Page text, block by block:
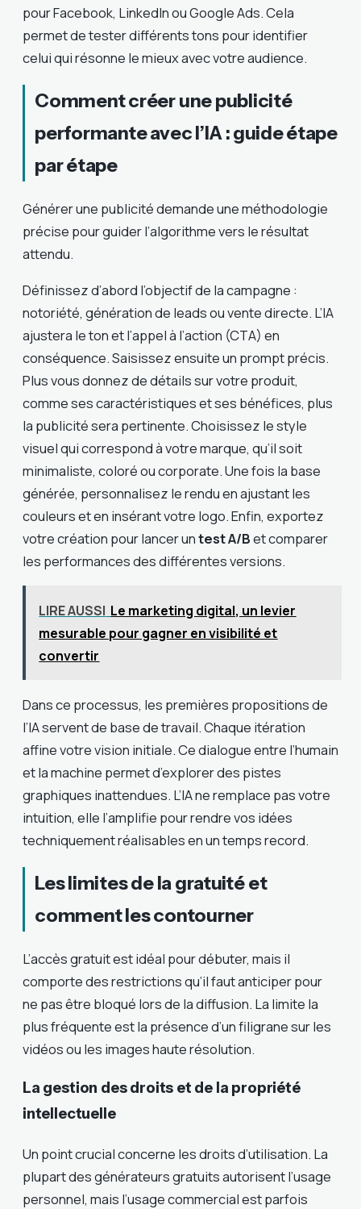
pour Facebook, LinkedIn ou Google Ads. Cela
permet de tester différents tons pour identifier
celui qui résonne le mieux avec votre audience.
Comment créer une publicité
performante avec l’IA : guide étape
par étape
Générer une publicité demande une méthodologie
précise pour guider l’algorithme vers le résultat
attendu.
Définissez d’abord l’objectif de la campagne :
notoriété, génération de leads ou vente directe. L’IA
ajustera le ton et l’appel à l’action (CTA) en
conséquence. Saisissez ensuite un prompt précis.
Plus vous donnez de détails sur votre produit,
comme ses caractéristiques et ses bénéfices, plus
la publicité sera pertinente. Choisissez le style
visuel qui correspond à votre marque, qu’il soit
minimaliste, coloré ou corporate. Une fois la base
générée, personnalisez le rendu en ajustant les
couleurs et en insérant votre logo. Enfin, exportez
votre création pour lancer untest A/Bet comparer
les performances des différentes versions.
LIRE AUSSI Le marketing digital, un levier
mesurable pour gagner en visibilité et
convertir
Dans ce processus, les premières propositions de
l’IA servent de base de travail. Chaque itération
affine votre vision initiale. Ce dialogue entre l’humain
et la machine permet d’explorer des pistes
graphiques inattendues. L’IA ne remplace pas votre
intuition, elle l’amplifie pour rendre vos idées
techniquement réalisables en un temps record.
Les limites de la gratuité et
comment les contourner
L’accès gratuit est idéal pour débuter, mais il
comporte des restrictions qu’il faut anticiper pour
ne pas être bloqué lors de la diffusion. La limite la
plus fréquente est la présence d’un filigrane sur les
vidéos ou les images haute résolution.
La gestion des droits et de la propriété
intellectuelle
Un point crucial concerne les droits d’utilisation. La
plupart des générateurs gratuits autorisent l’usage
personnel, mais l’usage commercial est parfois